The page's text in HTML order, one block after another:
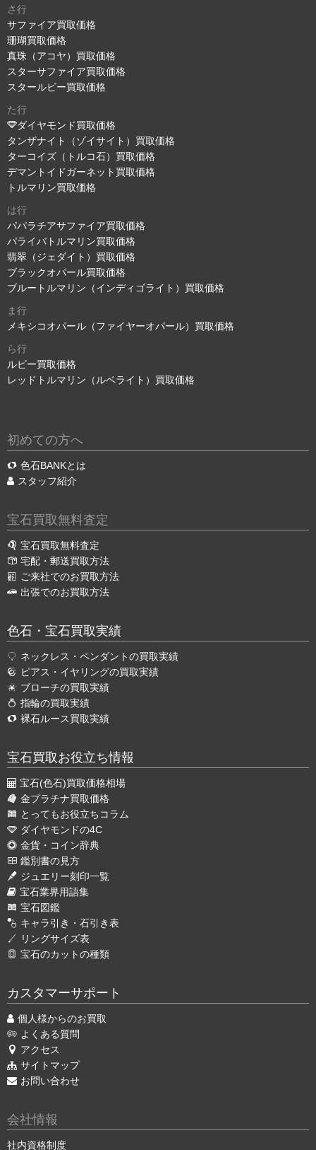
さ行
サファイア買取価格
珊瑚買取価格
真珠（アコヤ）買取価格
スターサファイア買取価格
スタールビー買取価格
た行
ダイヤモンド買取価格
タンザナイト（ゾイサイト）買取価格
ターコイズ（トルコ石）買取価格
デマントイドガーネット買取価格
トルマリン買取価格
は行
パパラチアサファイア買取価格
パライバトルマリン買取価格
翡翠（ジェダイト）買取価格
ブラックオパール買取価格
ブルートルマリン（インディゴライト）買取価格
ま行
メキシコオパール（ファイヤーオパール）買取価格
ら行
ルビー買取価格
レッドトルマリン（ルベライト）買取価格
初めての方へ
色石BANKとは
スタッフ紹介
宝石買取無料査定
宝石買取無料査定
宅配・郵送買取方法
ご来社でのお買取方法
出張でのお買取方法
色石・宝石買取実績
ネックレス・ペンダントの買取実績
ピアス・イヤリングの買取実績
ブローチの買取実績
指輪の買取実績
裸石ルース買取実績
宝石買取お役立ち情報
宝石(色石)買取価格相場
金プラチナ買取価格
とってもお役立ちコラム
ダイヤモンドの4C
金貨・コイン辞典
鑑別書の見方
ジュエリー刻印一覧
宝石業界用語集
宝石図鑑
キャラ引き・石引き表
リングサイズ表
宝石のカットの種類
カスタマーサポート
個人様からのお買取
よくある質問
アクセス
サイトマップ
お問い合わせ
会社情報
社内資格制度